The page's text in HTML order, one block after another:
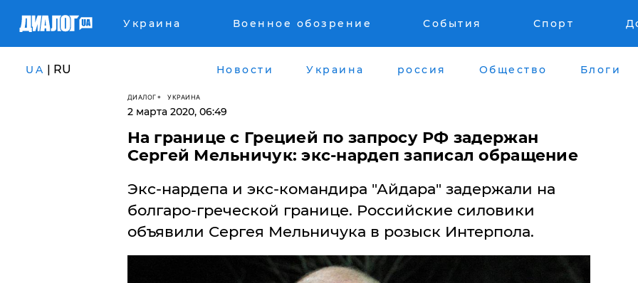
Украина Военное обозрение События Спорт
UA | RU Новости Украина россия Общество Блоги
ДИАЛОГ УКРАИНА
2 марта 2020, 06:49
На границе с Грецией по запросу РФ задержан
Сергей Мельничук: экс-нардеп записал обращение
Экс-нардепа и экс-командира "Айдара" задержали на
болгаро-греческой границе. Российские силовики
объявили Сергея Мельничука в розыск Интерпола.